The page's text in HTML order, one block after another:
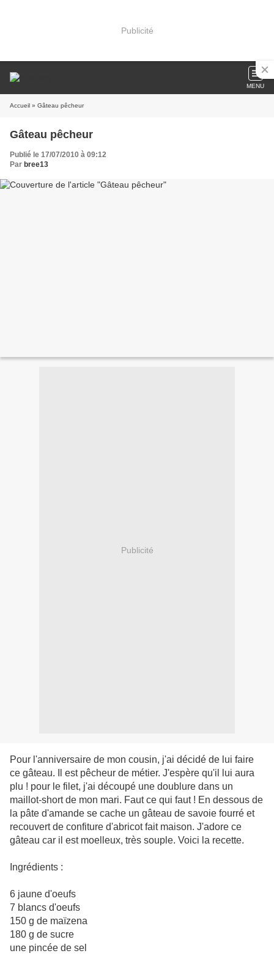
Publicité
MENU
Accueil » Gâteau pêcheur
Gâteau pêcheur
Publié le 17/07/2010 à 09:12
Par bree13
Publicité
Pour l'anniversaire de mon cousin, j'ai décidé de lui faire
ce gâteau. Il est pêcheur de métier. J'espère qu'il lui aura
plu ! pour le filet, j'ai découpé une doublure dans un
maillot-short de mon mari. Faut ce qui faut ! En dessous de
la pâte d'amande se cache un gâteau de savoie fourré et
recouvert de confiture d'abricot fait maison. J'adore ce
gâteau car il est moelleux, très souple. Voici la recette.
Ingrédients :
6 jaune d'oeufs
7 blancs d'oeufs
150 g de maïzena
180 g de sucre
une pincée de sel